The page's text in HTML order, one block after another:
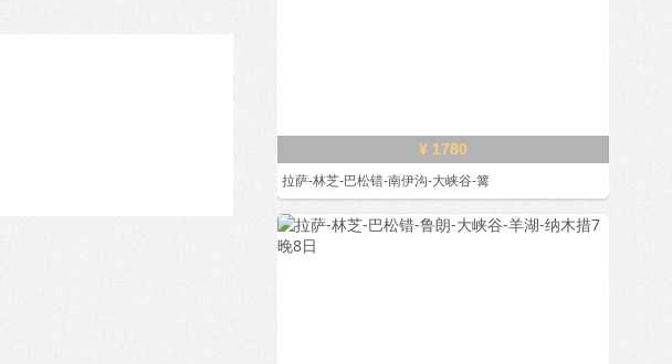
¥ 1780
拉萨-林芝-巴松错-南伊沟-大峡谷-篝